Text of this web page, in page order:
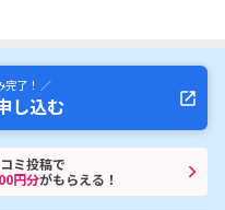
完了！ ／
し込む
ミ投稿で
円分がもらえる！